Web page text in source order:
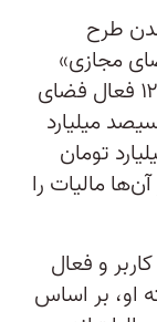
طرح
مجازی»
تصریح کرد تراکنش‌های واریزی برای ۱۲۳ فعال فضای
و سیصد میلیارد
و برای این افراد حدود ۱۷ میلیارد تومان
شد که ۲۳ نفر از آن‌ها مالیات را
سخنگوی امور مالیاتی از شناسایی ۵۵۱ کاربر و فعال
او، بر اساس